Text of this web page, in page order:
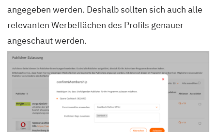
angegeben werden. Deshalb sollten sich auch alle
relevanten Werbeflächen des Profils genauer
angeschaut werden.